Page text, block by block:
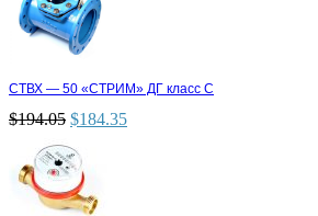
СТВХ — 50 «СТРИМ» ДГ класс С
$194.05 $184.35